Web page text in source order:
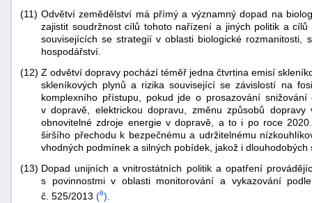
(11) Odvětví zemědělství má přímý a významný dopad na
zajistit soudržnost cílů tohoto nařízení a jiných politik a
souvisejících se strategií v oblasti biologické
hospodářství.
(12) Z odvětví dopravy pochází téměř jedna čtvrtina emisí
skleníkových plynů a rizika související se závislostí na
komplexního přístupu, pokud jde o prosazování
v dopravě, elektrickou dopravu, změnu způsobů
obnovitelné zdroje energie v dopravě, a to i po roce
širšího přechodu k bezpečnému a udržitelnému
vhodných podmínek a silných pobídek, jakož i
(13) Dopad unijních a vnitrostátních politik a opatření
s povinnostmi v oblasti monitorování a vykazování
č. 525/2013 (8)